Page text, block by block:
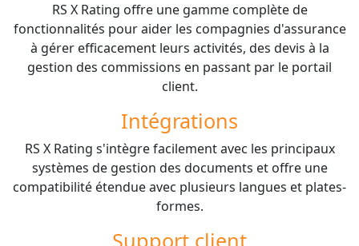
RS X Rating offre une gamme complète de
fonctionnalités pour aider les compagnies d'assurance
à gérer efficacement leurs activités, des devis à la
gestion des commissions en passant par le portail
client.
Intégrations
RS X Rating s'intègre facilement avec les principaux
systèmes de gestion des documents et offre une
compatibilité étendue avec plusieurs langues et plates-
formes.